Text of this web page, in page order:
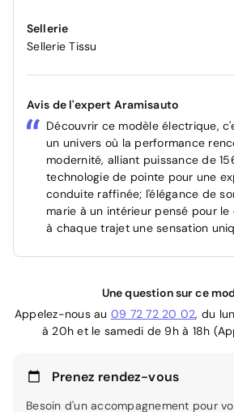
Sellerie
Sellerie Tissu
Avis de l'expert Aramisauto
Découvrir ce modèle électrique,
un univers où la performance
modernité, alliant puissance de
technologie de pointe pour une
conduite raffinée; l'élégance de
marie à un intérieur pensé pour
à chaque trajet une sensation
Une question sur ce
Appelez-nous au 09 72 72 20 02, du
à 20h et le samedi de 9h à 18h
Prenez rendez-vous
Besoin d'un accompagnement pour